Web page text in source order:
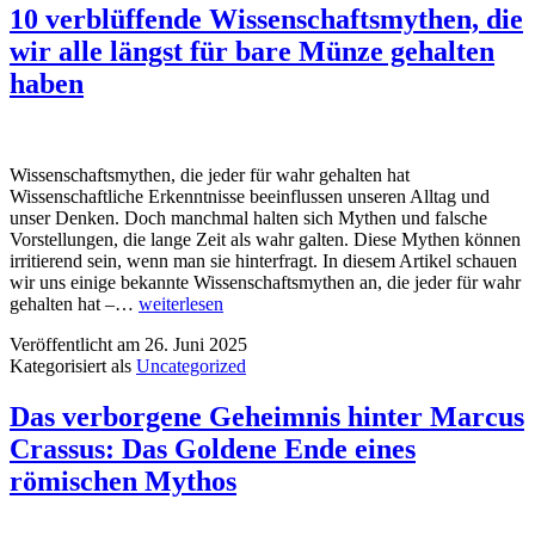
Kreaturen,
die
den
10 verblüffende Wissenschaftsmythen, die
wir alle längst für bare Münze gehalten
haben
Wissenschaftsmythen, die jeder für wahr gehalten hat
Wissenschaftliche Erkenntnisse beeinflussen unseren Alltag und
unser Denken. Doch manchmal halten sich Mythen und falsche
Vorstellungen, die lange Zeit als wahr galten. Diese Mythen können
irritierend sein, wenn man sie hinterfragt. In diesem Artikel schauen
wir uns einige bekannte Wissenschaftsmythen an, die jeder für wahr
gehalten hat –… 10
Wissenschaftsmythen,
die
alle
längst
für
bare
Münze
weiterlesen
Veröffentlicht am 26. Juni 2025
Kategorisiert als Uncategorized
Das verborgene Geheimnis hinter Marcus
Crassus: Das Goldene Ende eines
römischen Mythos